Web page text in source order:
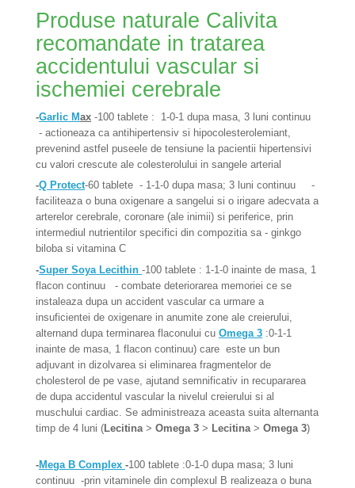
Produse naturale Calivita
recomandate in tratarea
accidentului vascular si
ischemiei cerebrale
-Garlic Max -100 tablete :
1-0-1 dupa masa, 3 luni continuu
- actioneaza ca antihipertensiv si hipocolesterolemiant,
prevenind astfel puseele de tensiune la pacientii hipertensivi
cu valori crescute ale colesterolului in sangele arterial
-Q Protect-60 tablete - 1-1-0 dupa masa; 3 luni continuu
-
faciliteaza o buna oxigenare a sangelui si o irigare adecvata a
arterelor cerebrale, coronare (ale inimii) si periferice, prin
intermediul nutrientilor specifici din compozitia sa - ginkgo
biloba si vitamina C
-Super Soya Lecithin -100 tablete : 1-1-0 inainte de masa, 1
flacon continuu
- combate deteriorarea memoriei ce se
instaleaza dupa un accident vascular ca urmare a
insuficientei de oxigenare in anumite zone ale creierului,
alternand dupa terminarea flaconului cu Omega 3 :0-1-1
inainte de masa, 1 flacon continuu) care este un bun
adjuvant in dizolvarea si eliminarea fragmentelor de
cholesterol de pe vase, ajutand semnificativ in recupararea
de dupa accidentul vascular la nivelul creierului si al
muschului cardiac. Se administreaza aceasta suita alternanta
timp de 4 luni (Lecitina > Omega 3 > Lecitina > Omega 3)
-Mega B Complex -100 tablete :0-1-0 dupa masa; 3 luni
continuu -prin vitaminele din complexul B realizeaza o buna